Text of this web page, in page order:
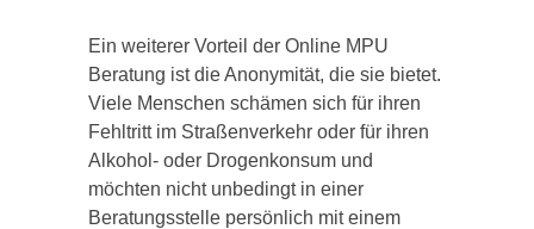
Ein weiterer Vorteil der Online MPU
Beratung ist die Anonymität, die sie bietet.
Viele Menschen schämen sich für ihren
Fehltritt im Straßenverkehr oder für ihren
Alkohol- oder Drogenkonsum und
möchten nicht unbedingt in einer
Beratungsstelle persönlich mit einem